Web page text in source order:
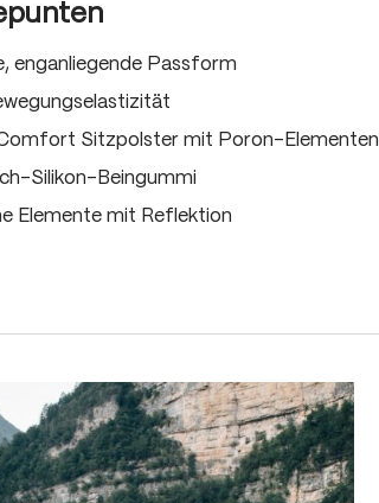
enganliegende Passform
Sitzpolster mit Poron-Elementen
Silikon-Beingummi
Elemente mit Reflektion